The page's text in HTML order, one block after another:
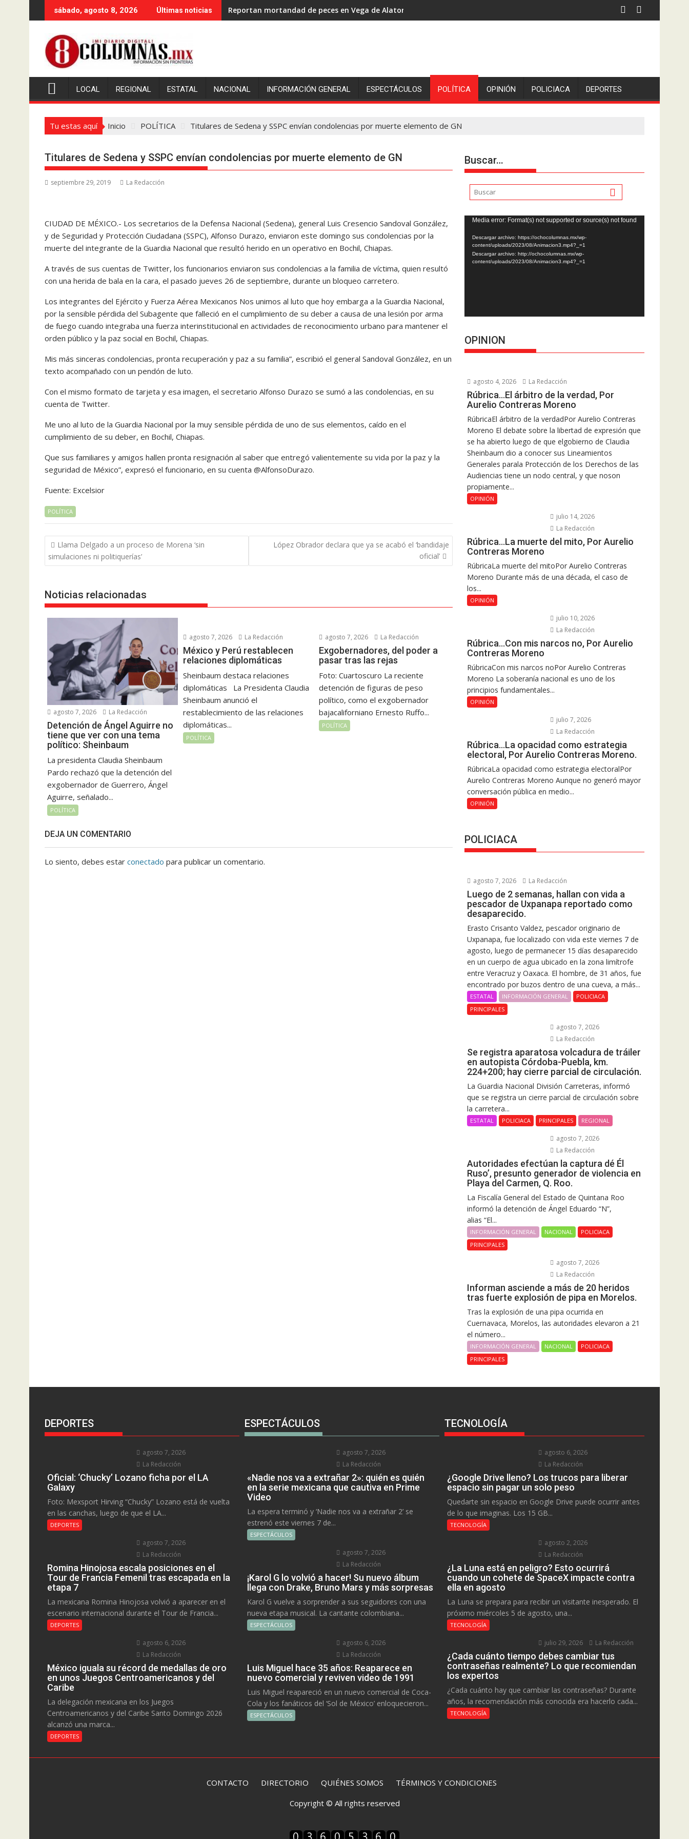
al
sábado, agosto 8, 2026 Últimas noticias Reportan mortandad de peces en Vega de Alatorre: pescadores piden escolleras para evitar nuevos casos
LOCAL REGIONAL ESTATAL NACIONAL INFORMACIÓN GENERAL ESPECTÁCULOS POLÍTICA OPINIÓN POLICIACA DEPORTES
Tu estas aquí Inicio POLÍTICA Titulares de Sedena y SSPC envían condolencias por muerte elemento de GN
Titulares de Sedena y SSPC envían condolencias por muerte elemento de GN
septiembre 29, 2019 La Redacción
CIUDAD DE MÉXICO.- Los secretarios de la Defensa Nacional (Sedena), general Luis Cresencio Sandoval González,
y de Seguridad y Protección Ciudadana (SSPC), Alfonso Durazo, enviaron este domingo sus condolencias por la
muerte del integrante de la Guardia Nacional que resultó herido en un operativo en Bochil, Chiapas.
A través de sus cuentas de Twitter, los funcionarios enviaron sus condolencias a la familia de víctima, quien resultó
con una herida de bala en la cara, el pasado jueves 26 de septiembre, durante un bloqueo carretero.
Los integrantes del Ejército y Fuerza Aérea Mexicanos Nos unimos al luto que hoy embarga a la Guardia Nacional,
por la sensible pérdida del Subagente que falleció en el cumplimiento de su deber a causa de una lesión por arma
de fuego cuando integraba una fuerza interinstitucional en actividades de reconocimiento urbano para mantener el
orden público y la paz social en Bochil, Chiapas.
Mis más sinceras condolencias, pronta recuperación y paz a su familia”, escribió el general Sandoval González, en un
texto acompañado con un pendón de luto.
Con el mismo formato de tarjeta y esa imagen, el secretario Alfonso Durazo se sumó a las condolencias, en su
cuenta de Twitter.
Me uno al luto de la Guardia Nacional por la muy sensible pérdida de uno de sus elementos, caído en el
cumplimiento de su deber, en Bochil, Chiapas.
Que sus familiares y amigos hallen pronta resignación al saber que entregó valientemente su vida por la paz y la
seguridad de México”, expresó el funcionario, en su cuenta @AlfonsoDurazo.
Fuente: Excelsior
POLÍTICA
Navegación
de
entradas
Llama Delgado a un proceso de Morena ‘sin
simulaciones ni politiquerías’
López Obrador declara que ya se acabó el ‘bandidaje
oficial’
Noticias relacionadas
agosto 7, 2026 La Redacción
Detención de Ángel Aguirre no
tiene que ver con una tema
político: Sheinbaum
La presidenta Claudia Sheinbaum
Pardo rechazó que la detención del
exgobernador de Guerrero, Ángel
Aguirre, señalado...
POLÍTICA
agosto 7, 2026 La Redacción
México y Perú restablecen
relaciones diplomáticas
Sheinbaum destaca relaciones
diplomáticas La Presidenta Claudia
Sheinbaum anunció el
restablecimiento de las relaciones
diplomáticas...
POLÍTICA
agosto 7, 2026 La Redacción
Exgobernadores, del poder a
pasar tras las rejas
Foto: Cuartoscuro La reciente
detención de figuras de peso
político, como el exgobernador
bajacaliforniano Ernesto Ruffo...
POLÍTICA
DEJA UN COMENTARIO
Lo siento, debes estar conectado para publicar un comentario.
Buscar…
Reproductor
de
vídeo
Media error: Format(s) not supported or source(s) not found
Descargar archivo: https://ochocolumnas.mx/wp-
content/uploads/2023/08/Animacion3.mp4?_=1
Descargar archivo: http://ochocolumnas.mx/wp-
content/uploads/2023/08/Animacion3.mp4?_=1
OPINION
agosto 4, 2026 La Redacción
Rúbrica…El árbitro de la verdad, Por
Aurelio Contreras Moreno
RúbricaEl árbitro de la verdadPor Aurelio Contreras
Moreno El debate sobre la libertad de expresión que
se ha abierto luego de que elgobierno de Claudia
Sheinbaum dio a conocer sus Lineamientos
Generales parala Protección de los Derechos de las
Audiencias tiene un nodo central, y que noson
propiamente...
OPINIÓN
julio 14, 2026
La Redacción
Rúbrica…La muerte del mito, Por Aurelio
Contreras Moreno
RúbricaLa muerte del mitoPor Aurelio Contreras
Moreno Durante más de una década, el caso de
los...
OPINIÓN
julio 10, 2026
La Redacción
Rúbrica…Con mis narcos no, Por Aurelio
Contreras Moreno
RúbricaCon mis narcos noPor Aurelio Contreras
Moreno La soberanía nacional es uno de los
principios fundamentales...
OPINIÓN
julio 7, 2026
La Redacción
Rúbrica…La opacidad como estrategia
electoral, Por Aurelio Contreras Moreno.
RúbricaLa opacidad como estrategia electoralPor
Aurelio Contreras Moreno Aunque no generó mayor
conversación pública en medio...
OPINIÓN
POLICIACA
agosto 7, 2026 La Redacción
Luego de 2 semanas, hallan con vida a
pescador de Uxpanapa reportado como
desaparecido.
Erasto Crisanto Valdez, pescador originario de
Uxpanapa, fue localizado con vida este viernes 7 de
agosto, luego de permanecer 15 días desaparecido
en un cuerpo de agua ubicado en la zona limítrofe
entre Veracruz y Oaxaca. El hombre, de 31 años, fue
encontrado por buzos dentro de una cueva, a más...
ESTATAL INFORMACIÓN GENERAL
POLICIACA
PRINCIPALES
agosto 7, 2026
La Redacción
Se registra aparatosa volcadura de tráiler
en autopista Córdoba-Puebla, km.
224+200; hay cierre parcial de circulación.
La Guardia Nacional División Carreteras, informó
que se registra un cierre parcial de circulación sobre
la carretera...
ESTATAL POLICIACA PRINCIPALES REGIONAL
agosto 7, 2026
La Redacción
Autoridades efectúan la captura dé Él
Ruso’, presunto generador de violencia en
Playa del Carmen, Q. Roo.
La Fiscalía General del Estado de Quintana Roo
informó la detención de Ángel Eduardo “N”,
alias “El...
INFORMACIÓN GENERAL NACIONAL
POLICIACA
PRINCIPALES
agosto 7, 2026
La Redacción
Informan asciende a más de 20 heridos
tras fuerte explosión de pipa en Morelos.
Tras la explosión de una pipa ocurrida en
Cuernavaca, Morelos, las autoridades elevaron a 21
el número...
INFORMACIÓN GENERAL NACIONAL
POLICIACA
PRINCIPALES
DEPORTES
agosto 7, 2026
La Redacción
Oficial: ‘Chucky’ Lozano ficha por el LA
Galaxy
Foto: Mexsport Hirving “Chucky” Lozano está de vuelta
en las canchas, luego de que el LA...
DEPORTES
agosto 7, 2026
La Redacción
Romina Hinojosa escala posiciones en el
Tour de Francia Femenil tras escapada en la
etapa 7
La mexicana Romina Hinojosa volvió a aparecer en el
escenario internacional durante el Tour de Francia...
DEPORTES
agosto 6, 2026
La Redacción
México iguala su récord de medallas de oro
en unos Juegos Centroamericanos y del
Caribe
La delegación mexicana en los Juegos
Centroamericanos y del Caribe Santo Domingo 2026
alcanzó una marca...
DEPORTES
ESPECTÁCULOS
agosto 7, 2026
La Redacción
«Nadie nos va a extrañar 2»: quién es quién
en la serie mexicana que cautiva en Prime
Video
La espera terminó y ‘Nadie nos va a extrañar 2’ se
estrenó este viernes 7 de...
ESPECTÁCULOS
agosto 7, 2026
La Redacción
¡Karol G lo volvió a hacer! Su nuevo álbum
llega con Drake, Bruno Mars y más sorpresas
Karol G vuelve a sorprender a sus seguidores con una
nueva etapa musical. La cantante colombiana...
ESPECTÁCULOS
agosto 6, 2026
La Redacción
Luis Miguel hace 35 años: Reaparece en
nuevo comercial y reviven video de 1991
Luis Miguel reapareció en un nuevo comercial de Coca-
Cola y los fanáticos del ‘Sol de México’ enloquecieron...
ESPECTÁCULOS
TECNOLOGÍA
agosto 6, 2026
La Redacción
¿Google Drive lleno? Los trucos para liberar
espacio sin pagar un solo peso
Quedarte sin espacio en Google Drive puede ocurrir antes
de lo que imaginas. Los 15 GB...
TECNOLOGÍA
agosto 2, 2026
La Redacción
¿La Luna está en peligro? Esto ocurrirá
cuando un cohete de SpaceX impacte contra
ella en agosto
La Luna se prepara para recibir un visitante inesperado. El
próximo miércoles 5 de agosto, una...
TECNOLOGÍA
julio 29, 2026 La Redacción
¿Cada cuánto tiempo debes cambiar tus
contraseñas realmente? Lo que recomiendan
los expertos
¿Cada cuánto hay que cambiar las contraseñas? Durante
años, la recomendación más conocida era hacerlo cada...
TECNOLOGÍA
CONTACTO DIRECTORIO QUIÉNES SOMOS TÉRMINOS Y CONDICIONES
Copyright © All rights reserved